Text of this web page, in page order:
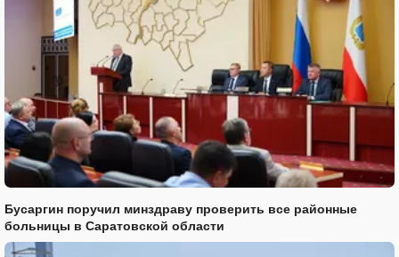
Бусаргин поручил минздраву проверить все районные
больницы в Саратовской области